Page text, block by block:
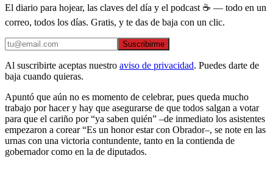
El diario para hojear, las claves del día y el podcast ☕ — todo en un
correo, todos los días. Gratis, y te das de baja con un clic.
Suscribirme
Al suscribirte aceptas nuestro aviso de privacidad. Puedes darte de
baja cuando quieras.
Apuntó que aún no es momento de celebrar, pues queda mucho
trabajo por hacer y hay que asegurarse de que todos salgan a votar
para que el cariño por “ya saben quién” –de inmediato los asistentes
empezaron a corear “Es un honor estar con Obrador–, se note en las
urnas con una victoria contundente, tanto en la contienda de
gobernador como en la de diputados.